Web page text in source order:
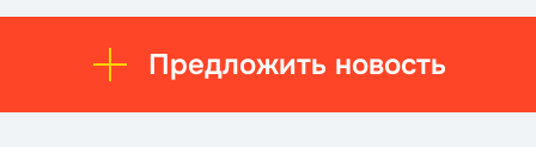
Предложить новость